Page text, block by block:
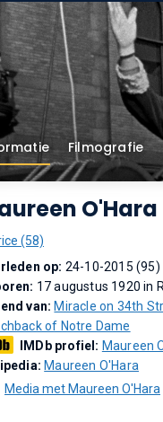
Filmografie
O'Hara
(58)
op: 24-10-2015 (95)
17 augustus 1920 in
van: Miracle on 34th
of Notre Dame
IMDb profiel: Maureen
Maureen O'Hara
Media met Maureen O'Hara